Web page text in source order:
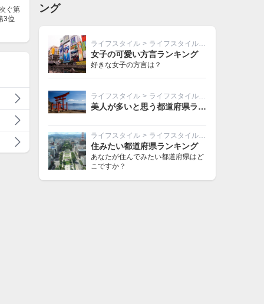
ぐ第
3位
ング
ライフスタイル > ライフスタイルその他
女子の可愛い方言ランキング
好きな女子の方言は？
ライフスタイル > ライフスタイルその他
美人が多いと思う都道府県ランキング
ライフスタイル > ライフスタイルその他
住みたい都道府県ランキング
あなたが住んでみたい都道府県はど
こですか？